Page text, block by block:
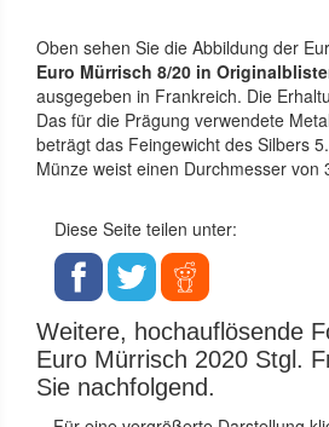
Oben sehen Sie die Abbildung der
Euro Mürrisch 8/20 in
ausgegeben in Frankreich. Die
Das für die Prägung verwendete
beträgt das Feingewicht des Silbers
Münze weist einen Durchmesser von
Diese Seite teilen unter:
Weitere, hochauflösende
Euro Mürrisch 2020 Stgl.
Sie nachfolgend.